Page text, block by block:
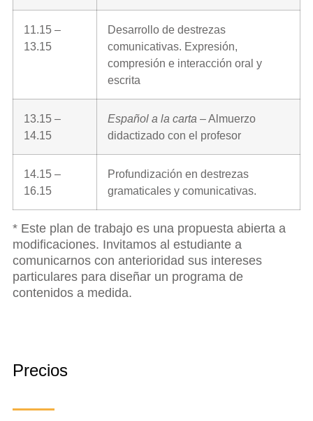
11.15 –
13.15
Desarrollo de destrezas
comunicativas. Expresión,
compresión e interacción oral y
escrita
13.15 –
14.15
Español a la carta – Almuerzo
didactizado con el profesor
14.15 –
16.15
Profundización en destrezas
gramaticales y comunicativas.
* Este plan de trabajo es una propuesta abierta a
modificaciones. Invitamos al estudiante a
comunicarnos con anterioridad sus intereses
particulares para diseñar un programa de
contenidos a medida.
Precios